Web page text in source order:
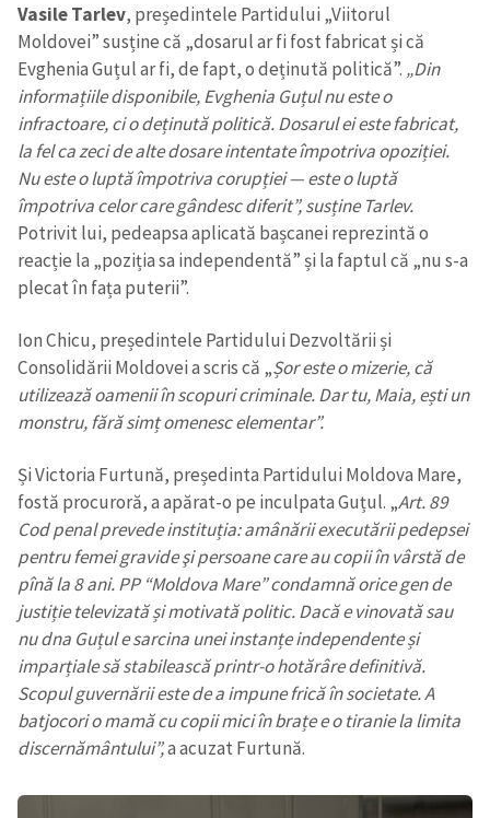
Vasile Tarlev, președintele Partidului „Viitorul
Moldovei” susține că „dosarul ar fi fost fabricat și că
Evghenia Guțul ar fi, de fapt, o deținută politică”. „Din
informațiile disponibile, Evghenia Guțul nu este o
infractoare, ci o deținută politică. Dosarul ei este fabricat,
la fel ca zeci de alte dosare intentate împotriva opoziției.
Nu este o luptă împotriva corupției — este o luptă
împotriva celor care gândesc diferit”, susține Tarlev.
Potrivit lui, pedeapsa aplicată bașcanei reprezintă o
reacție la „poziția sa independentă” și la faptul că „nu s-a
plecat în fața puterii”.
Ion Chicu, președintele PartiduluiDezvoltării și
Consolidării Moldovei a scris că „Șor este o mizerie, că
utilizează oamenii în scopuri criminale. Dar tu, Maia, ești un
monstru, fără simț omenesc elementar”.
Și Victoria Furtună, președinta Partidului Moldova Mare,
fostă procuroră, a apărat-o pe inculpata Guțul. „Art. 89
Cod penal prevede instituția: amânării executării pedepsei
pentru femei gravide şi persoane care au copii în vârstă de
pînă la 8 ani. PP “Moldova Mare” condamnă orice gen de
justiție televizată și motivată politic. Dacă e vinovată sau
nu dna Guțul e sarcina unei instanțe independente și
imparțiale să stabilească printr-o hotărâre definitivă.
Scopul guvernării este de a impune frică în societate. A
batjocori o mamă cu copii mici în brațe e o tiranie la limita
discernământului”,a acuzat Furtună.